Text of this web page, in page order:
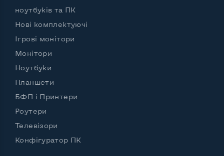
ноутбуків та ПК
Нові комплектуючі
Ігрові монітори
Монітори
Ноутбуки
Планшети
БФП і Принтери
Роутери
Телевізори
Конфігуратор ПК